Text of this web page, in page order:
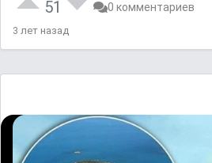
51 0 комментариев
3 лет назад